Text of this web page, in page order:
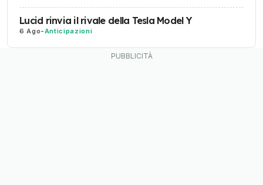
Lucid rinvia il rivale della Tesla Model Y
6 Ago-Anticipazioni